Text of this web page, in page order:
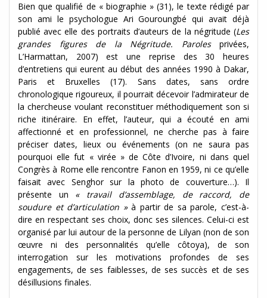
Bien que qualifié de « biographie » (31), le texte rédigé par
son ami le psychologue Ari Gouroungbé qui avait déjà
publié avec elle des portraits d’auteurs de la négritude (Les
grandes figures de la Négritude. Paroles privées,
L’Harmattan, 2007) est une reprise des 30 heures
d’entretiens qui eurent au début des années 1990 à Dakar,
Paris et Bruxelles (17). Sans dates, sans ordre
chronologique rigoureux, il pourrait décevoir l’admirateur de
la chercheuse voulant reconstituer méthodiquement son si
riche itinéraire. En effet, l’auteur, qui a écouté en ami
affectionné et en professionnel, ne cherche pas à faire
préciser dates, lieux ou événements (on ne saura pas
pourquoi elle fut « virée » de Côte d’Ivoire, ni dans quel
Congrès à Rome elle rencontre Fanon en 1959, ni ce qu’elle
faisait avec Senghor sur la photo de couverture…). Il
présente un « travail d’assemblage, de raccord, de
soudure et d’articulation »à partir de sa parole, c’est-à-
dire en respectant ses choix, donc ses silences. Celui-ci est
organisé par lui autour de la personne de Lilyan (non de son
œuvre ni des personnalités qu’elle côtoya), de son
interrogation sur les motivations profondes de ses
engagements, de ses faiblesses, de ses succès et de ses
désillusions finales.